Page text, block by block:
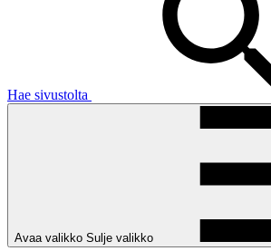
Hae sivustolta
Avaa valikko Sulje valikko